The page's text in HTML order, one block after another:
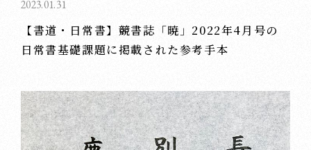
2023.01.31
【書道・日常書】競書誌「暁」2022年4月号の
日常書基礎課題に掲載された参考手本